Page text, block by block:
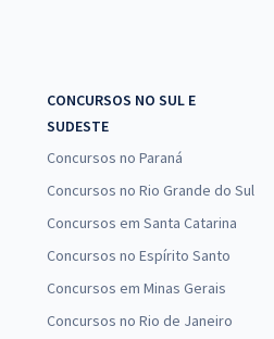
CONCURSOS NO SUL E
SUDESTE
Concursos no Paraná
Concursos no Rio Grande do Sul
Concursos em Santa Catarina
Concursos no Espírito Santo
Concursos em Minas Gerais
Concursos no Rio de Janeiro